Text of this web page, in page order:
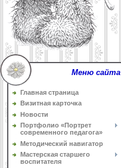
Меню сайта
Главная страница
Визитная карточка
Новости
Портфолио «Портрет
современного педагога»
Методический навигатор
Мастерская старшего
воспитателя